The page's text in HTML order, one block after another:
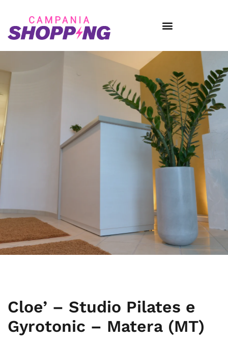
Cloe’ – Studio Pilates e
Gyrotonic – Matera (MT)